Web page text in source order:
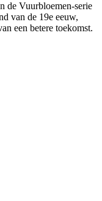
de Vuurbloemen-serie
van de 19e eeuw,
een betere toekomst.